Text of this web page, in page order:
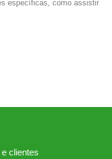
específicas, como assistir
clientes